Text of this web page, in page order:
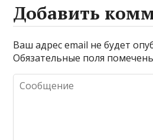
Добавить
Ваш адрес email не будет
Обязательные поля